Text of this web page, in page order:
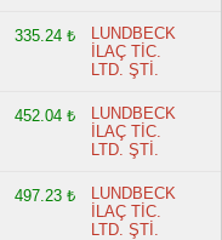
335.24 ₺
LUNDBECK
İLAÇ TİC.
LTD. ŞTİ.
452.04 ₺
LUNDBECK
İLAÇ TİC.
LTD. ŞTİ.
497.23 ₺
LUNDBECK
İLAÇ TİC.
LTD. ŞTİ.